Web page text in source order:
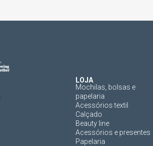
LOJA
Mochilas, bolsas e
papelaria
Acessórios textil
Calçado
Beauty line
Acessórios e presentes
Papelaria